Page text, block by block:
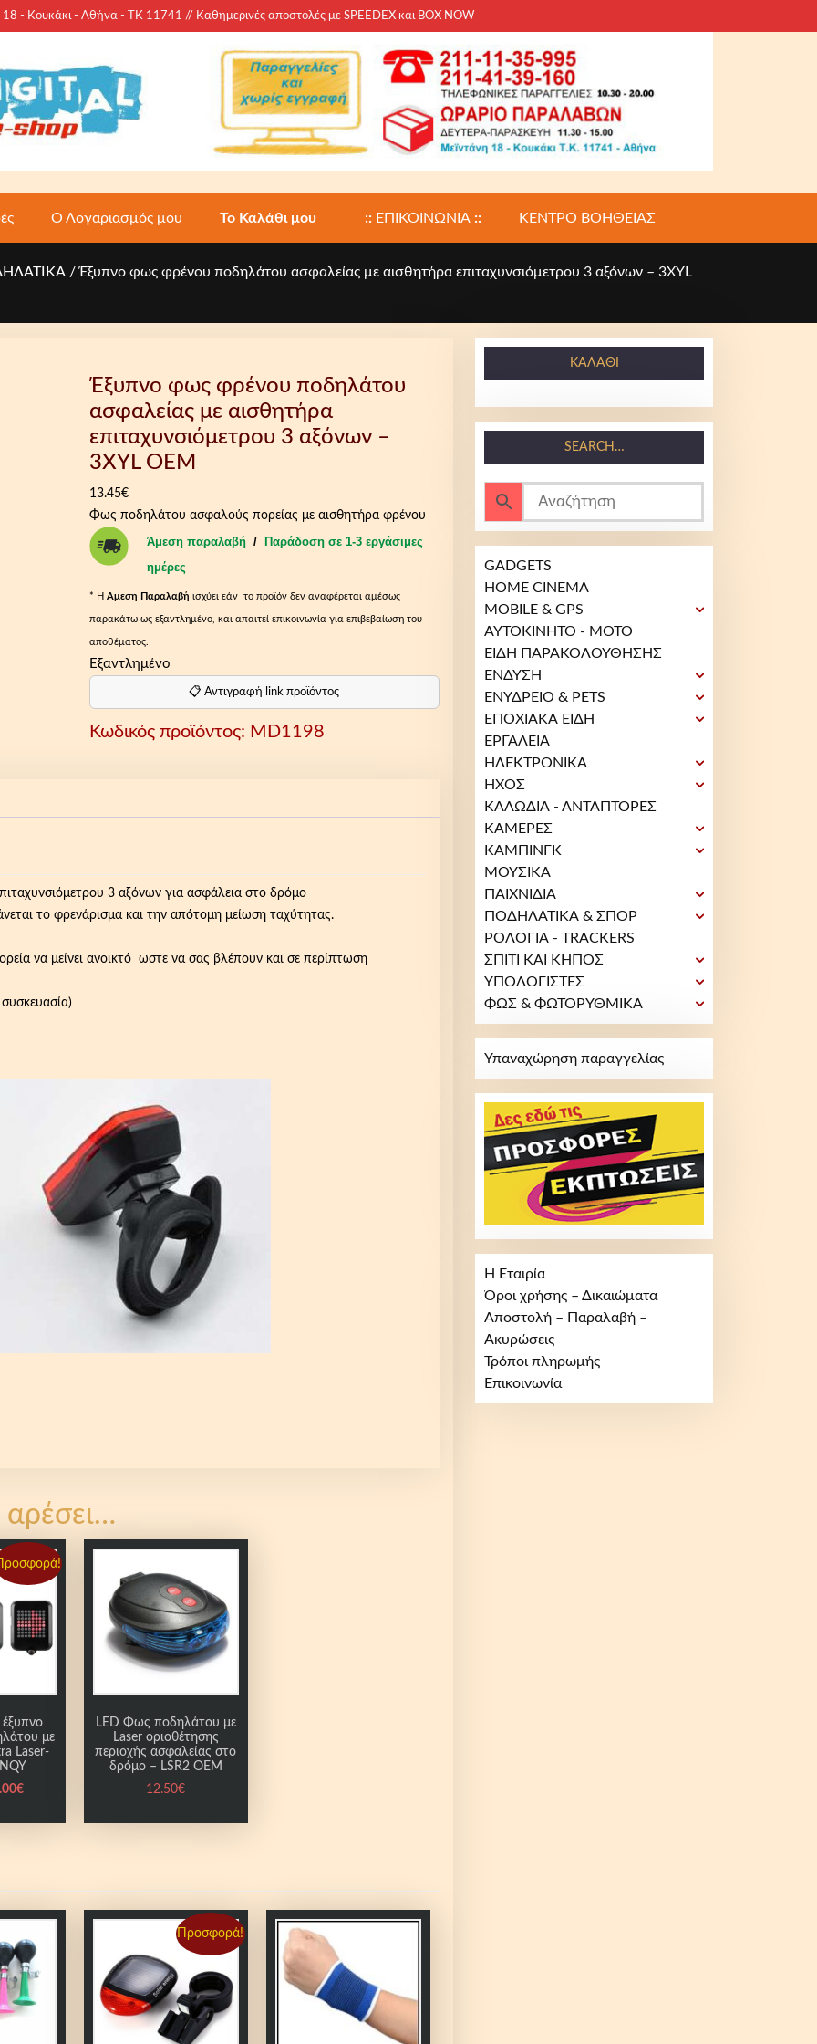
- Αθήνα - ΤΚ 11741 // Καθημερινές αποστολές με SPEEDEX και BOX NOW
Ο Λογαριασμός μου Το Καλάθι μου ::ΕΠΙΚΟΙΝΩΝΙΑ :: ΚΕΝΤΡΟ ΒΟΗΘΕΙΑΣ
/ Έξυπνο φως φρένου ποδηλάτου ασφαλείας με αισθητήρα επιταχυνσιόμετρου 3 αξόνων – 3XYL
Έξυπνο φως φρένου ποδηλάτου
ασφαλείας με αισθητήρα
επιταχυνσιόμετρου 3 αξόνων –
3XYL OEM
13.45€
Φως ποδηλάτου ασφαλούς πορείας με αισθητήρα φρένου
Άμεση παραλαβή /
Παράδοση σε 1-3 εργάσιμες
ημέρες
* Η Aμεση Παραλαβή ισχύει εάν το προϊόν δεν αναφέρεται αμέσως
παρακάτω ως εξαντλημένο, και απαιτεί επικοινωνία για επιβεβαίωση του
αποθέματος.
Εξαντλημένο
📋 Αντιγραφή link προϊόντος
Κωδικός προϊόντος: MD1198
3 αξόνων για ασφάλεια στο δρόμο
το φρενάρισμα και την απότομη μείωση ταχύτητας.
να μείνει ανοικτό ωστε να σας βλέπουν και σε περίπτωση
με
Laser-
€Η
ρ
σ
ι
μ
ή
LED Φως ποδηλάτου με
Laser οριοθέτησης
περιοχής ασφαλείας στο
δρόμο – LSR2 OEM
12.50€
Προσφορά!
ΚΑΛΆΘΙ
SEARCH…
GADGETS
HOME CINEMA
MOBILE & GPS
ΑΥΤΟΚΙΝΗΤΟ - ΜΟΤΟ
ΕΙΔΗ ΠΑΡΑΚΟΛΟΥΘΗΣΗΣ
ΕΝΔΥΣΗ
ΕΝΥΔΡΕΙΟ & PETS
ΕΠΟΧΙΑΚΑ ΕΙΔΗ
ΕΡΓΑΛΕΙΑ
ΗΛΕΚΤΡΟΝΙΚΑ
ΗΧΟΣ
ΚΑΛΩΔΙΑ - ΑΝΤΑΠΤΟΡΕΣ
ΚΑΜΕΡΕΣ
ΚΑΜΠΙΝΓΚ
ΜΟΥΣΙΚΑ
ΠΑΙΧΝΙΔΙΑ
ΠΟΔΗΛΑΤΙΚΑ & ΣΠΟΡ
ΡΟΛΟΓΙΑ - TRACKERS
ΣΠΙΤΙ ΚΑΙ ΚΗΠΟΣ
ΥΠΟΛΟΓΙΣΤΕΣ
ΦΩΣ & ΦΩΤΟΡΥΘΜΙΚΑ
Υπαναχώρηση παραγγελίας
Η Εταιρία
Όροι χρήσης – Δικαιώματα
Αποστολή – Παραλαβή –
Ακυρώσεις
Τρόποι πληρωμής
Επικοινωνία